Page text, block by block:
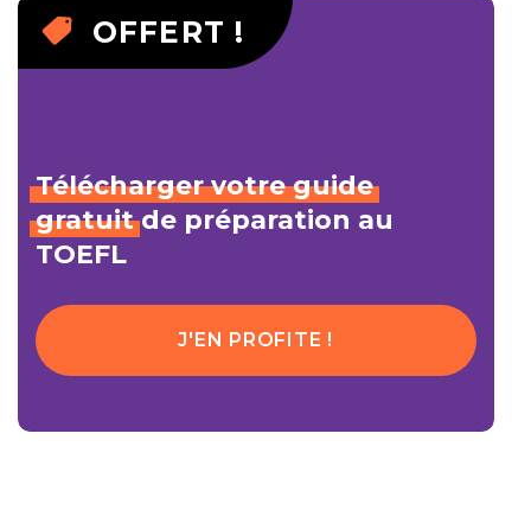
OFFERT !
Télécharger votre guide
gratuitde préparation au
TOEFL
J'EN PROFITE !